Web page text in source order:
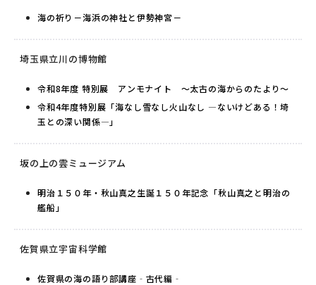
海の祈り－海浜の神社と伊勢神宮－
埼玉県立川の博物館
令和8年度 特別展 アンモナイト ～太古の海からのたより～
令和4年度特別展「海なし雪なし火山なし ―ないけどある！埼
玉との深い関係―」
坂の上の雲ミュージアム
明治１５０年・秋山真之生誕１５０年記念「秋山真之と明治の
艦船」
佐賀県立宇宙科学館
佐賀県の海の語り部講座‐古代編‐